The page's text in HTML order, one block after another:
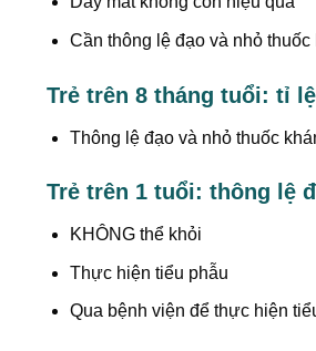
Cần thông lệ đạo và nhỏ thuốc
Trẻ trên 8 tháng tuổi: tỉ
Thông lệ đạo và nhỏ thuốc
Trẻ trên 1 tuổi: thông lệ
KHÔNG thể khỏi
Thực hiện tiểu phẫu
Qua bệnh viện để thực hiện